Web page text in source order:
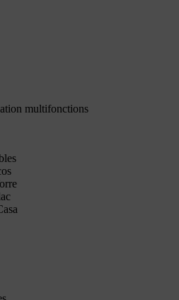
multifonctions